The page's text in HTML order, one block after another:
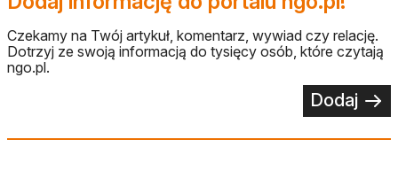
Czekamy na Twój artykuł, komentarz, wywiad czy relację.
Dotrzyj ze swoją informacją do tysięcy osób, które czytają
ngo.pl.
Dodaj